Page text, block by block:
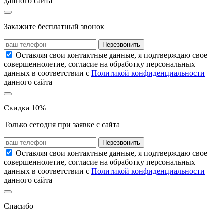
Закажите бесплатный звонок
Перезвонить
Оставляя свои контактные данные, я подтверждаю свое
совершеннолетие, согласие на обработку персональных
данных в соответствии с Политикой конфиденциальности
данного сайта
Скидка 10%
Только сегодня при заявке с сайта
Перезвонить
Оставляя свои контактные данные, я подтверждаю свое
совершеннолетие, согласие на обработку персональных
данных в соответствии с Политикой конфиденциальности
данного сайта
Спасибо